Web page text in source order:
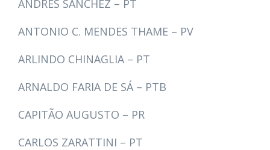
ANDRES SANCHEZ – PT
ANTONIO C. MENDES THAME – PV
ARLINDO CHINAGLIA – PT
ARNALDO FARIA DE SÁ – PTB
CAPITÃO AUGUSTO – PR
CARLOS ZARATTINI – PT